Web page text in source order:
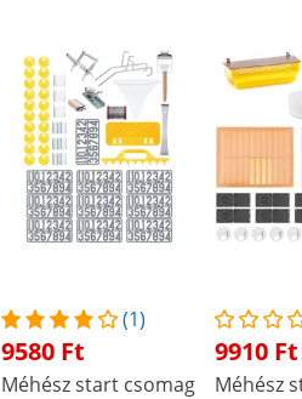
(1)
9580 Ft
Méhész start csomag
9910 Ft
Méhész